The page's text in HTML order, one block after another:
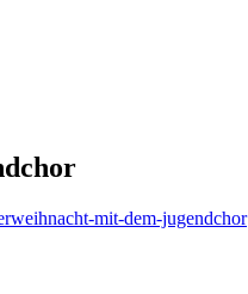
mit-dem-jugendchor